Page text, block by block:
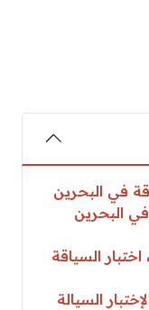
في البحرين
البحرين
السياقة
السيالة